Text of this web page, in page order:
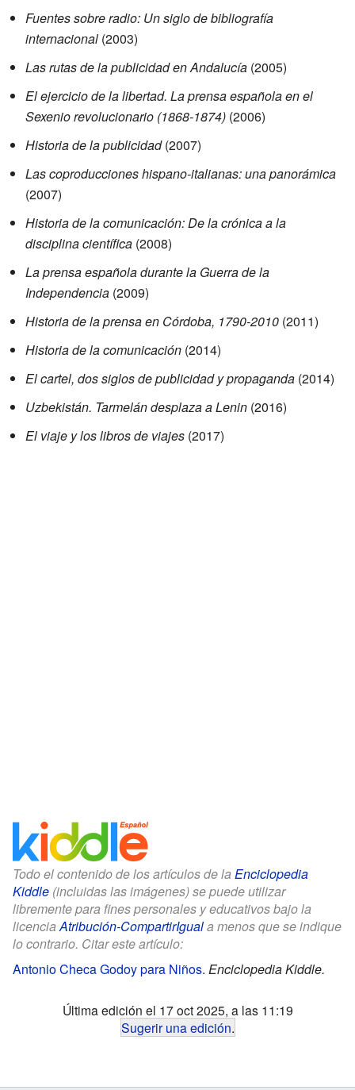
Fuentes sobre radio: Un siglo de bibliografía
internacional (2003)
Las rutas de la publicidad en Andalucía (2005)
El ejercicio de la libertad. La prensa española en el
Sexenio revolucionario (1868-1874) (2006)
Historia de la publicidad(2007)
Las coproducciones hispano-italianas: una panorámica
(2007)
Historia de la comunicación: De la crónica a la
disciplina científica (2008)
La prensa española durante la Guerra de la
Independencia (2009)
Historia de la prensa en Córdoba, 1790-2010 (2011)
Historia de la comunicación (2014)
El cartel, dos siglos de publicidad y propaganda (2014)
Uzbekistán. Tarmelán desplaza a Lenin (2016)
El viaje y los libros de viajes (2017)
Todo el contenido de los artículos de la Enciclopedia
Kiddle (incluidas las imágenes) se puede utilizar
libremente para fines personales y educativos bajo la
licenciaAtribución-CompartirIguala menos que se indique
lo contrario. Citar este artículo:
Antonio Checa Godoy para Niños. Enciclopedia Kiddle.
Última edición el 17 oct 2025, a las 11:19
Sugerir una edición.